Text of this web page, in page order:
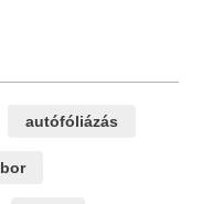
autófóliázás
bor